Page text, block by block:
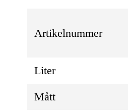
Artikelnummer
Liter
Mått